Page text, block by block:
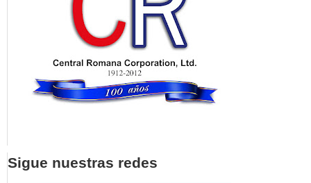
Sigue nuestras redes